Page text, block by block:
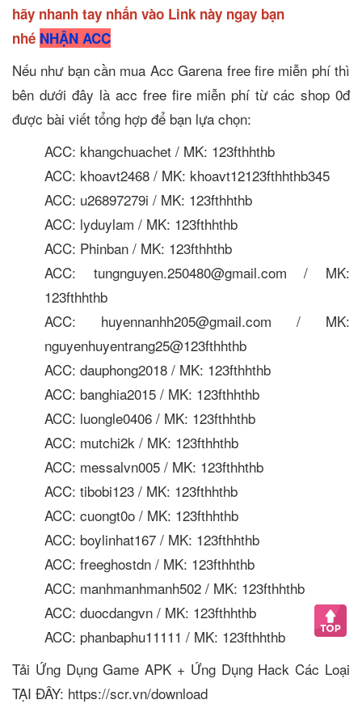
hãy nhanh tay nhấn vào Link này ngay bạn
nhé NHẬN ACC
Nếu như bạn cần mua Acc Garena free fire miễn phí thì
bên dưới đây là acc free fire miễn phí từ các shop 0đ
được bài viết tổng hợp để bạn lựa chọn:
ACC: khangchuachet / MK: 123fthhthb
ACC: khoavt2468 / MK: khoavt12123fthhthb345
ACC: u26897279i / MK: 123fthhthb
ACC: lyduylam / MK: 123fthhthb
ACC: Phinban / MK: 123fthhthb
ACC: tungnguyen.250480@gmail.com / MK:
123fthhthb
ACC: huyennanhh205@gmail.com / MK:
nguyenhuyentrang25@123fthhthb
ACC: dauphong2018 / MK: 123fthhthb
ACC: banghia2015 / MK: 123fthhthb
ACC: luongle0406 / MK: 123fthhthb
ACC: mutchi2k / MK: 123fthhthb
ACC: messalvn005 / MK: 123fthhthb
ACC: tibobi123 / MK: 123fthhthb
ACC: cuongt0o / MK: 123fthhthb
ACC: boylinhat167 / MK: 123fthhthb
ACC: freeghostdn / MK: 123fthhthb
ACC: manhmanhmanh502 / MK: 123fthhthb
ACC: duocdangvn / MK: 123fthhthb
ACC: phanbaphu11111 / MK: 123fthhthb
Tải Ứng Dụng Game APK + Ứng Dụng Hack Các Loại
TẠI ĐÂY: https://scr.vn/download